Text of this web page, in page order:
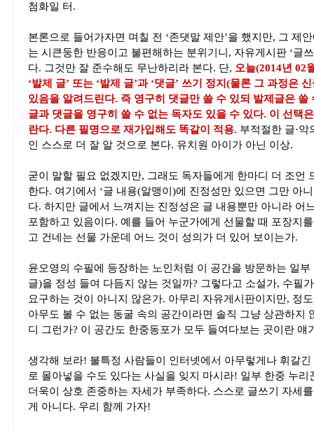
첨화일 터.
본론으로 들어가자면 며칠 전 ‘존댓말 제안’을 했지만, 그 제
는 시큰둥한 반응이고 불편해하는 분위기니, 자유게시판 ‘글
다. 그것만 잘 준수해도 무난하리라 본다. 단, 오늘(2014년 02
‘발제 글’ 또는 ‘발제 글’과 ‘댓글’ 쓰기 정지(물론 그 과정은
있음을 알려드린다. 즉 영구히 댓글만 쓸 수 있되 발제글은 쓸
글과 댓글을 영구히 쓸 수 없는 독자도 있을 수 있다. 이 선택
란다. 다른 필명으로 재가입해도 똑같이 적용. 부적절한 글·
인 스스로 더 잘 알 것으로 본다. 유치원 아이가 아닌 이상.
굳이 말할 필요 없겠지만, 그래도 독자들에게 한마디 더 조언
한다. 여기에서 ‘글 내용(알맹이)에 진정성만 있으면 그만 아
다. 하지만 글에서 느껴지는 진정성은 글 내용뿐만 아니라 어
포함하고 있음이다. 예를 들어 누군가에게 선물할 때 포장지
고 건네는 선물 가운데 어느 것이 성의가 더 있어 보이는가.
윤오영의 수필에 등장하는 노인처럼 이 공간을 방문하는 일
글)을 정성 들여 다듬지 않는 것일까? 그렇다고 소설가, 수필
요구하는 것이 아니지 않은가. 아무리 자유게시판이지만, 정
아무도 볼 수 없는 동굴 속의 공간이라면 솔직 그냥 상관하지
디 그런가? 이 공간도 한중동포가 모두 들여다보는 곳이란 얘
생각해 보라! 불특정 사람들이 인터넷에서 아무렇게나 휘갈
로 몰아넣을 수도 있다는 사실을 잊지 마시라! 일부 한중 누리
더욱이 상호 존중하는 자세가 부족하다. 스스로 글쓰기 자세
게 아니다. 우리 함께 가자!